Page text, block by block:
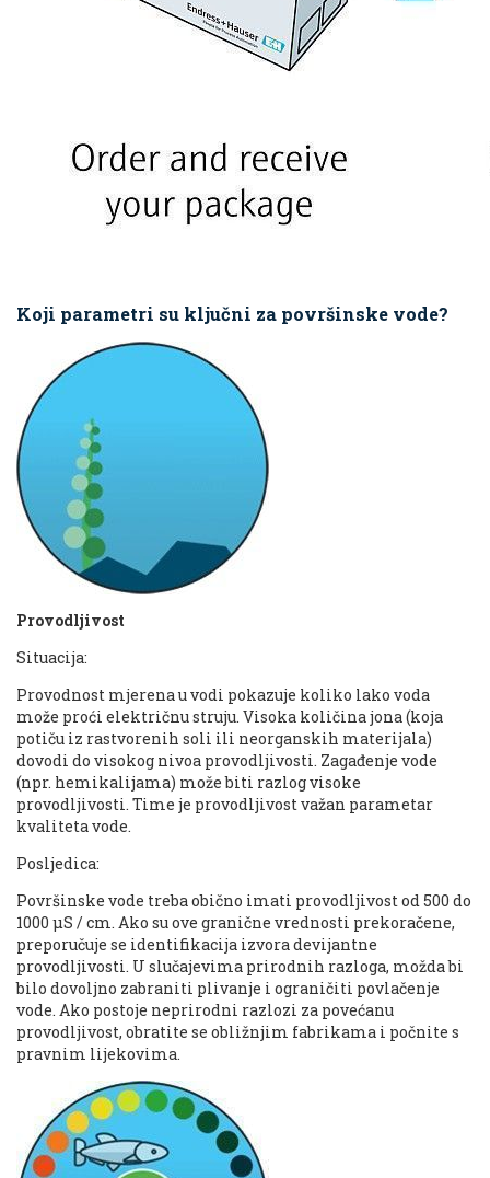
Koji parametri su ključni za površinske vode?
Provodljivost
Situacija:
Provodnost mjerena u vodi pokazuje koliko lako voda
može proći električnu struju. Visoka količina jona (koja
potiču iz rastvorenih soli ili neorganskih materijala)
dovodi do visokog nivoa provodljivosti. Zagađenje vode
(npr. hemikalijama) može biti razlog visoke
provodljivosti. Time je provodljivost važan parametar
kvaliteta vode.
Posljedica:
Površinske vode treba obično imati provodljivost od 500 do
1000 μS / cm. Ako su ove granične vrednosti prekoračene,
preporučuje se identifikacija izvora devijantne
provodljivosti. U slučajevima prirodnih razloga, možda bi
bilo dovoljno zabraniti plivanje i ograničiti povlačenje
vode. Ako postoje neprirodni razlozi za povećanu
provodljivost, obratite se obližnjim fabrikama i počnite s
pravnim lijekovima.